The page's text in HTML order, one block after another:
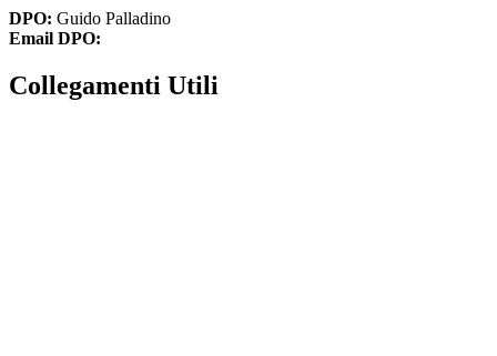
DPO: Guido Palladino
Email DPO:
Collegamenti Utili